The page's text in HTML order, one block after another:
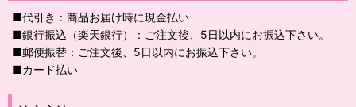
■代引き：商品お届け時に現金払い
■銀行振込（楽天銀行）：ご注文後、5日以内にお振込下さい。
■郵便振替：ご注文後、5日以内にお振込下さい。
■カード払い